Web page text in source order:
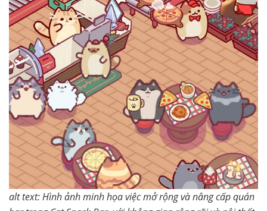
alt text: Hình ảnh minh họa việc mở rộng và nâng cấp quán